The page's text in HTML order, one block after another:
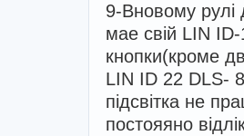
9-Вновому рулі
мае свій LIN
кнопки(кроме
LIN ID 22 DLS- 8
підсвітка не
постояяно